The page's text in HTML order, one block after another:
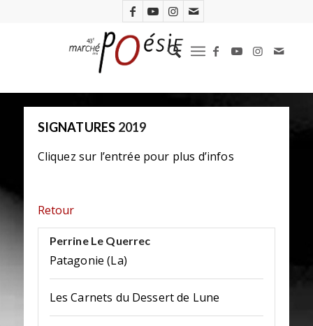
SIGNATURES 2019
Cliquez sur l’entrée pour plus d’infos
Retour
Perrine Le Querrec
Patagonie (La)
Les Carnets du Dessert de Lune